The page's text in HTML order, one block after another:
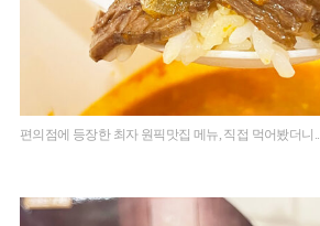
편의점에 등장한 최자 원픽맛집 메뉴, 직접 먹어봤더니..